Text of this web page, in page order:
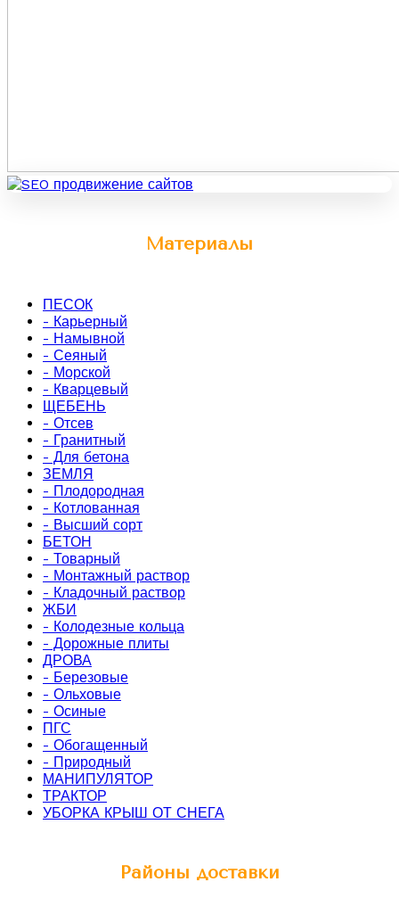
Материалы
ПЕСОК
- Карьерный
- Намывной
- Сеяный
- Морской
- Кварцевый
ЩЕБЕНЬ
- Отсев
- Гранитный
- Для бетона
ЗЕМЛЯ
- Плодородная
- Котлованная
- Высший сорт
БЕТОН
- Товарный
- Монтажный раствор
- Кладочный раствор
ЖБИ
- Колодезные кольца
- Дорожные плиты
ДРОВА
- Березовые
- Ольховые
- Осиные
ПГС
- Обогащенный
- Природный
МАНИПУЛЯТОР
ТРАКТОР
УБОРКА КРЫШ ОТ СНЕГА
Районы доставки